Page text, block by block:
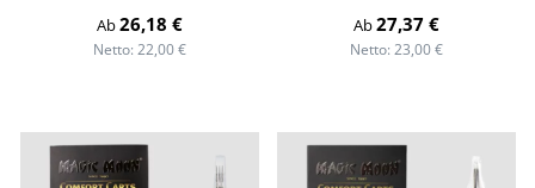
Regulärer Preis:
Ab26,18 €
Netto: 22,00 €
Regulärer Preis:
Ab27,37 €
Netto: 23,00 €